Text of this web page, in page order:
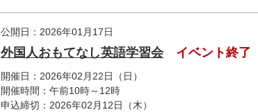
公開日：2026年01月17日
外国人おもてなし英語学習会 イベント終了
開催日：2026年02月22日（日）
開催時間：午前10時～12時
申込締切：2026年02月12日（木）